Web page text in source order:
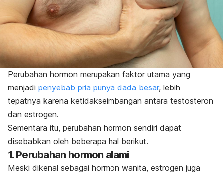
Perubahan hormon merupakan faktor utama yang
menjadi penyebab pria punya dada besar, lebih
tepatnya karena ketidakseimbangan antara testosteron
dan estrogen.
Sementara itu, perubahan hormon sendiri dapat
disebabkan oleh beberapa hal berikut.
1. Perubahan hormon alami
Meski dikenal sebagai hormon wanita, estrogen juga